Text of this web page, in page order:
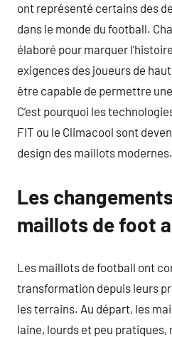
ont représenté certains des
dans le monde du football.
élaboré pour marquer
exigences des joueurs de
être capable de permettre
C’est pourquoi les
FIT ou le Climacool sont
design des maillots modernes.
Les
maillots de foot
Les maillots de football ont
transformation depuis leurs
les terrains. Au départ, les
laine, lourds et peu pratiques,